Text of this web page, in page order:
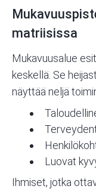
matriisissa
Mukavuusalue
keskellä. Se
näyttää neljä
Luovat
Ihmiset, jotka